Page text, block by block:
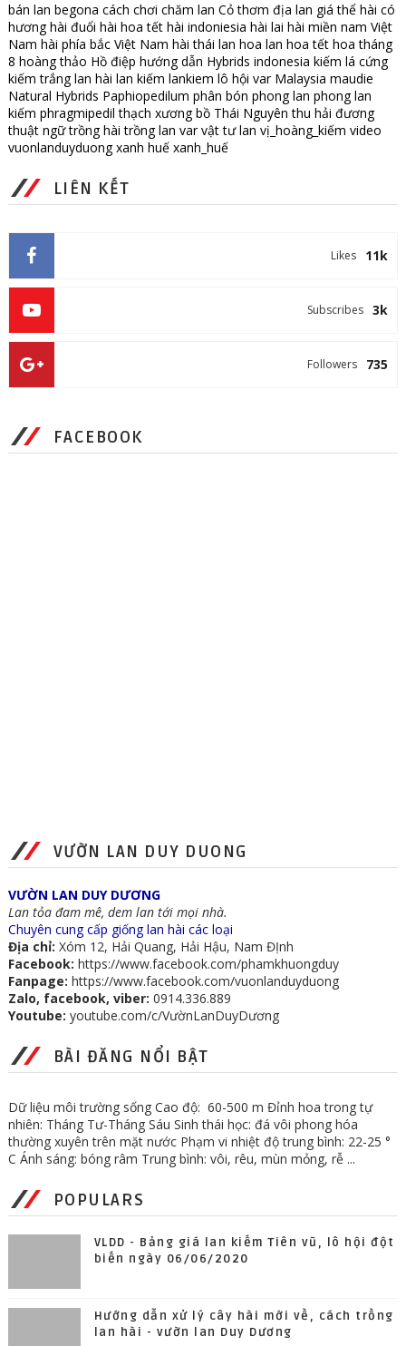
bán lan begona cách chơi chăm lan Cỏ thơm địa lan giá thể hài có
hươnghài đuổi hài hoa tết hài indoniesia hài lai hài miền nam Việt
Nam hài phía bắc Việt Nam hài thái lan hoa lan hoa tết hoa tháng
8 hoàng thảo Hồ điệp hướng dẫn Hybrids indonesia kiếm lá cứng
kiếm trắnglan hài lan kiếm lankiem lô hội var Malaysia maudie
Natural Hybrids Paphiopedilum phân bón phong lan phong lan
kiếm phragmipedilthạch xương bồ Thái Nguyênthu hải đương
thuật ngữtrồng hàitrồng lan varvật tư lan vị_hoàng_kiếm video
vuonlanduyduongxanh huế xanh_huế
LIÊN KẾT
11k
Likes
3k
Subscribes
735
Followers
FACEBOOK
VƯỜN LAN DUY DUONG
VƯỜN LAN DUY DƯƠNG
Lan tỏa đam mê, dem lan tới mọi nhà.
Chuyên cung cấp giống lan hài các loại
Địa chỉ: Xóm 12, Hải Quang, Hải Hậu, Nam ĐỊnh
Facebook: https://www.facebook.com/phamkhuongduy
Fanpage: https://www.facebook.com/vuonlanduyduong
Zalo, facebook, viber: 0914.336.889
Youtube: youtube.com/c/VườnLanDuyDương
BÀI ĐĂNG NỔI BẬT
Dữ liệu môi trường sống Cao độ: 60-500 m Đỉnh hoa trong tự
nhiên: Tháng Tư-Tháng Sáu Sinh thái học: đá vôi phong hóa
thường xuyên trên mặt nước Phạm vi nhiệt độ trung bình: 22-25 °
C Ánh sáng: bóng râm Trung bình: vôi, rêu, mùn mỏng, rễ ...
POPULARS
VLDD - Bảng giá lan kiếm Tiên vũ, lô hội đột
biến ngày 06/06/2020
Hướng dẫn xử lý cây hài mới về, cách trồng
lan hài - vườn lan Duy Dương